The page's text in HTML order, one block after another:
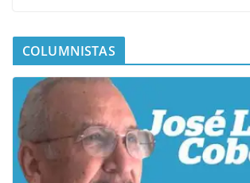
COLUMNISTAS